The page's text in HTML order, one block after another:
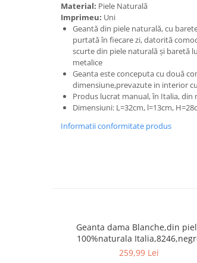
Material: Piele Naturală
Imprimeu: Uni
Geantă din piele naturală, cu
purtată în fiecare zi, datorită
scurte din piele naturală și baretă
metalice
Geanta este conceputa cu două
dimensiune,prevazute in interior
Produs lucrat manual, în Italia,
Dimensiuni: L=32cm, l=13cm,
Informatii conformitate produs
Geanta dama Blanche,din
100%naturala
259,99 Lei